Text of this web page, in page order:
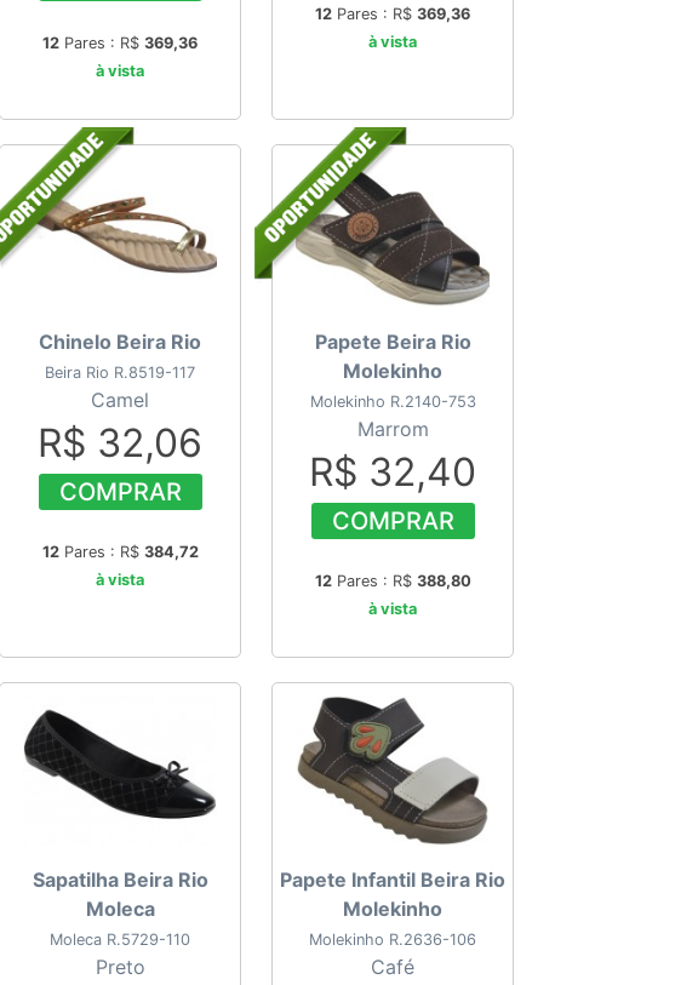
12 Pares : R$ 369,36
à vista
12 Pares : R$ 369,36
à vista
Chinelo Beira Rio
Beira Rio R.8519-117
Camel
R$ 32,06
COMPRAR
12Pares : R$ 384,72
à vista
Papete Beira Rio
Molekinho
Molekinho R.2140-753
Marrom
R$ 32,40
COMPRAR
12Pares : R$ 388,80
à vista
Sapatilha Beira Rio
Moleca
Moleca R.5729-110
Preto
Papete Infantil Beira Rio
Molekinho
Molekinho R.2636-106
Café